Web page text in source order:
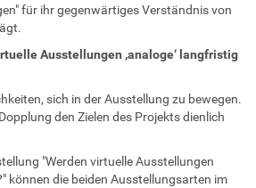
für ihr gegenwärtiges Verständnis von
Ausstellungen ‚analoge‘ langfristig
sich in der Ausstellung zu bewegen.
den Zielen des Projekts dienlich
"Werden virtuelle Ausstellungen
können die beiden Ausstellungsarten im